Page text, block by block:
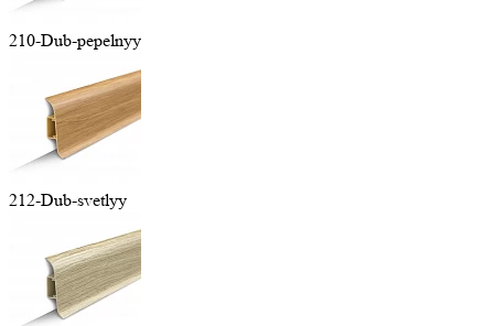
210-Dub-pepelnyy
212-Dub-svetlyy